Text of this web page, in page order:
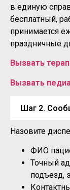
в единую
бесплатный,
принимается
праздничные
Вызвать
Вызвать
Шаг 2.
Назовите
ФИО
Точный
подъезд,